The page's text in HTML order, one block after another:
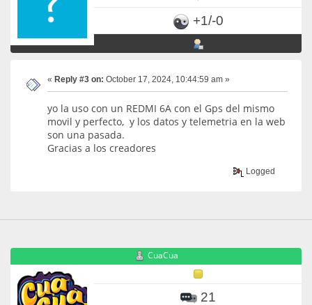
+1/-0
« Reply #3 on: October 17, 2024, 10:44:59 am »
yo la uso con un REDMI 6A con el Gps del mismo
movil y perfecto, y los datos y telemetria en la web
son una pasada.
Gracias a los creadores
Logged
CuaCua
21